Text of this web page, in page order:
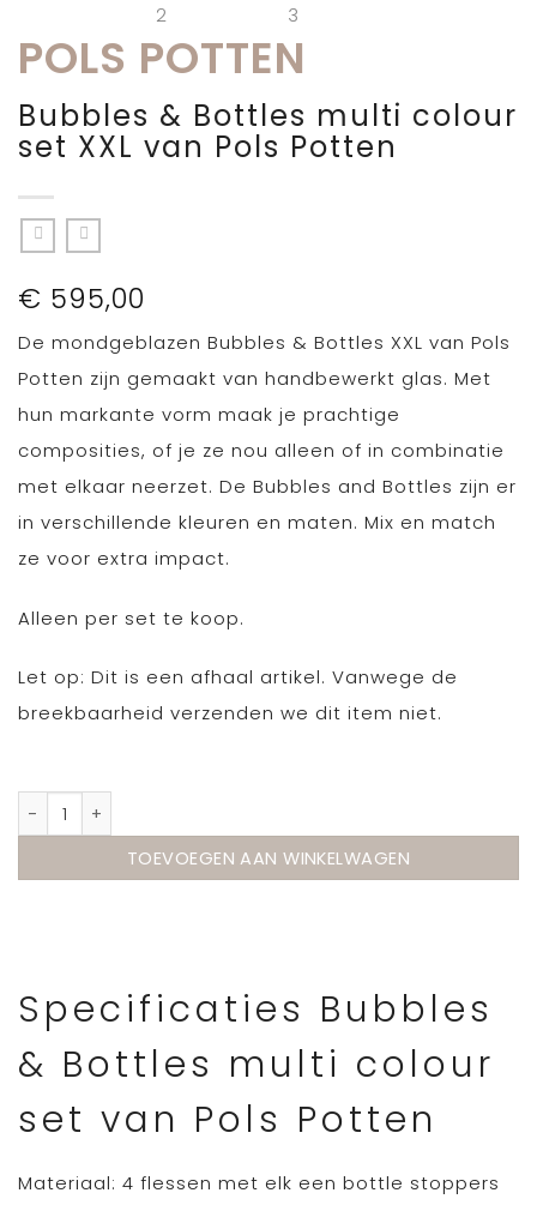
Bubbles & Bottles multi colour
set XXL van Pols Potten
€ 595,00
POLS POTTEN
De mondgeblazen Bubbles & Bottles XXL van Pols
Potten zijn gemaakt van handbewerkt glas. Met
hun markante vorm maak je prachtige
composities, of je ze nou alleen of in combinatie
met elkaar neerzet. De Bubbles and Bottles zijn er
in verschillende kleuren en maten. Mix en match
ze voor extra impact.
Alleen per set te koop.
Let op: Dit is een afhaal artikel. Vanwege de
breekbaarheid verzenden we dit item niet.
Bubbles & Bottles multi colour set XXL van Pols Potten
TOEVOEGEN AAN WINKELWAGEN
Specificaties Bubbles
& Bottles multi colour
set van Pols Potten
Materiaal: 4 flessen met elk een bottle stoppers